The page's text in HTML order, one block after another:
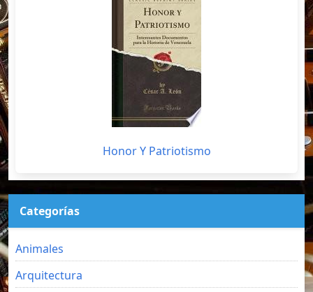
Honor Y Patriotismo
Categorías
Animales
Arquitectura